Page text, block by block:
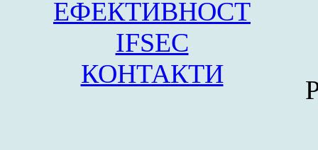
ЕФЕКТИВНОСТ
IFSEC
КОНТАКТИ